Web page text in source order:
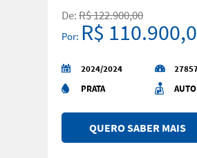
De:R$ 122.900,00
Por: R$
2024/2024
PRATA
QUERO SABER MAIS